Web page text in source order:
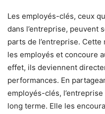
Les employés-clés, ceux
dans l’entreprise, peuvent
parts de l’entreprise.
les employés et concoure
effet, ils deviennent
performances. En
employés-clés,
long terme. Elle les